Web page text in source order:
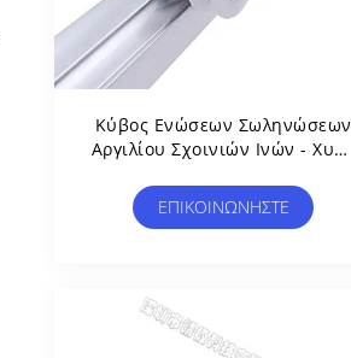
Κύβος Ενώσεων Σωληνώσεων
Αργιλίου Σχοινιών Ινών - Χυτή
Αμμοβολής
ΕΠΙΚΟΙΝΩΝΉΣΤΕ